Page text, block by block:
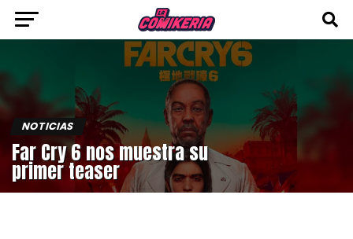
NOTICIAS
Far Cry 6 nos muestra su
primer teaser